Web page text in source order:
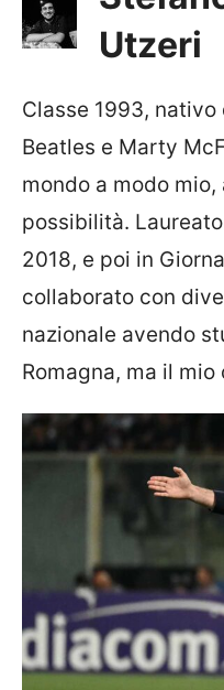
Utzeri
Classe 1993,
Beatles e Marty
mondo a modo
possibilità.
2018, e poi in
collaborato con
nazionale avendo
Romagna, ma il